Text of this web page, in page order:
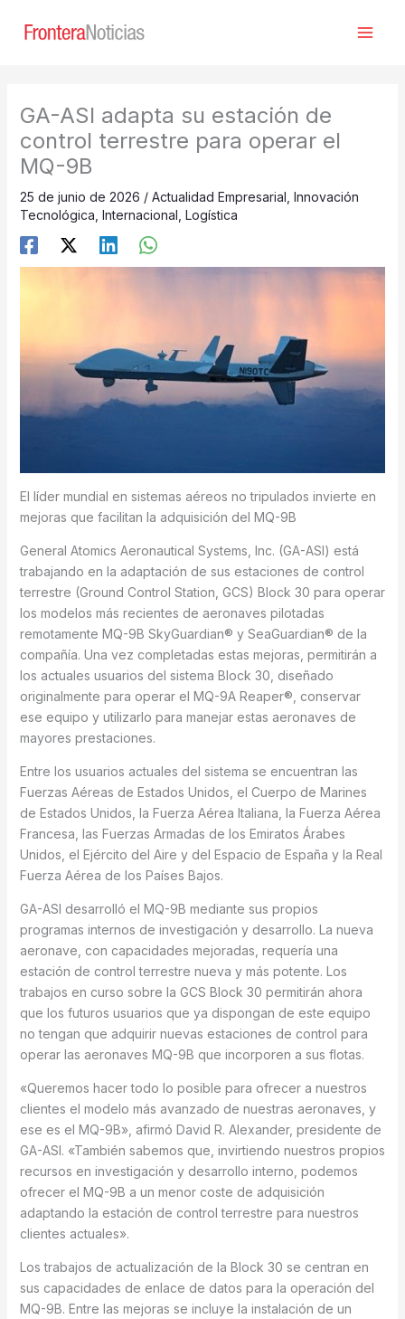
GA-ASI adapta su estación de
control terrestre para operar el
MQ-9B
25 de junio de 2026 / Actualidad Empresarial Innovación
Tecnológica Internacional Logística
El líder mundial en sistemas aéreos no tripulados invierte en
mejoras que facilitan la adquisición del MQ-9B
General Atomics Aeronautical Systems, Inc. (GA-ASI) está
trabajando en la adaptación de sus estaciones de control
terrestre (Ground Control Station, GCS) Block 30 para operar
los modelos más recientes de aeronaves pilotadas
remotamente MQ-9B SkyGuardian® y SeaGuardian® de la
compañía. Una vez completadas estas mejoras, permitirán a
los actuales usuarios del sistema Block 30, diseñado
originalmente para operar el MQ-9A Reaper®, conservar
ese equipo y utilizarlo para manejar estas aeronaves de
mayores prestaciones.
Entre los usuarios actuales del sistema se encuentran las
Fuerzas Aéreas de Estados Unidos, el Cuerpo de Marines
de Estados Unidos, la Fuerza Aérea Italiana, la Fuerza Aérea
Francesa, las Fuerzas Armadas de los Emiratos Árabes
Unidos, el Ejército del Aire y del Espacio de España y la Real
Fuerza Aérea de los Países Bajos.
GA-ASI desarrolló el MQ-9B mediante sus propios
programas internos de investigación y desarrollo. La nueva
aeronave, con capacidades mejoradas, requería una
estación de control terrestre nueva y más potente. Los
trabajos en curso sobre la GCS Block 30 permitirán ahora
que los futuros usuarios que ya dispongan de este equipo
no tengan que adquirir nuevas estaciones de control para
operar las aeronaves MQ-9B que incorporen a sus flotas.
«Queremos hacer todo lo posible para ofrecer a nuestros
clientes el modelo más avanzado de nuestras aeronaves, y
ese es el MQ-9B», afirmó David R. Alexander, presidente de
GA-ASI. «También sabemos que, invirtiendo nuestros propios
recursos en investigación y desarrollo interno, podemos
ofrecer el MQ-9B a un menor coste de adquisición
adaptando la estación de control terrestre para nuestros
clientes actuales».
Los trabajos de actualización de la Block 30 se centran en
sus capacidades de enlace de datos para la operación del
MQ-9B. Entre las mejoras se incluye la instalación de un